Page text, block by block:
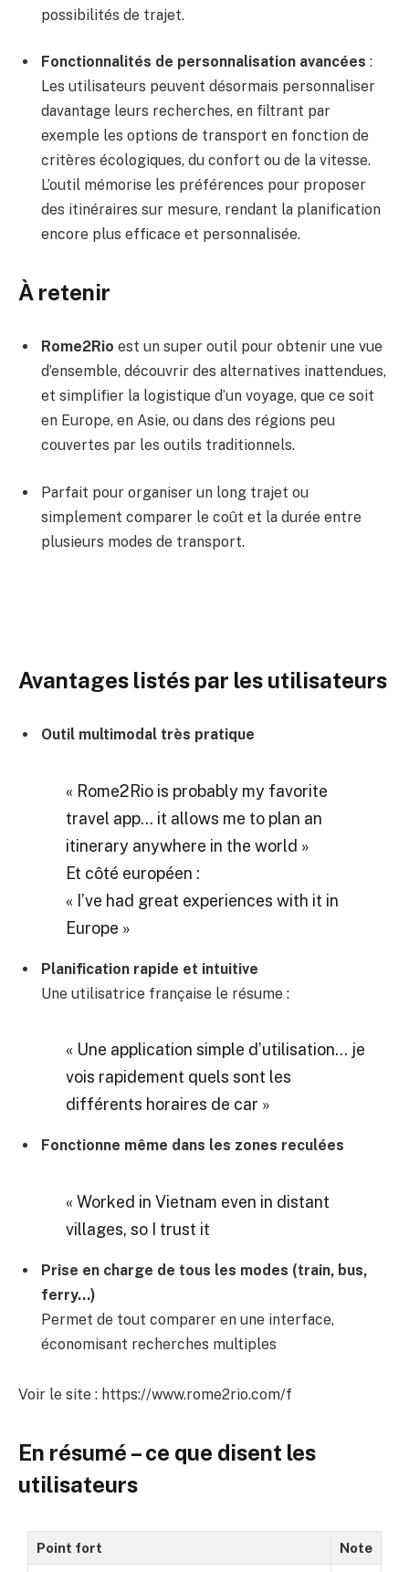
possibilités de trajet.
Fonctionnalités de personnalisation avancées :
Les utilisateurs peuvent désormais personnaliser
davantage leurs recherches, en filtrant par
exemple les options de transport en fonction de
critères écologiques, du confort ou de la vitesse.
L’outil mémorise les préférences pour proposer
des itinéraires sur mesure, rendant la planification
encore plus efficace et personnalisée.
À retenir
Rome2Rio est un super outil pour obtenir une vue
d’ensemble, découvrir des alternatives inattendues,
et simplifier la logistique d’un voyage, que ce soit
en Europe, en Asie, ou dans des régions peu
couvertes par les outils traditionnels.
Parfait pour organiser un long trajet ou
simplement comparer le coût et la durée entre
plusieurs modes de transport.
Avantages listés par les utilisateurs
Outil multimodal très pratique
« Rome2Rio is probably my favorite
travel app… it allows me to plan an
itinerary anywhere in the world »
Et côté européen :
« I’ve had great experiences with it in
Europe »
Planification rapide et intuitive
Une utilisatrice française le résume :
« Une application simple d’utilisation… je
vois rapidement quels sont les
différents horaires de car »
Fonctionne même dans les zones reculées
« Worked in Vietnam even in distant
villages, so I trust it
Prise en charge de tous les modes (train, bus,
ferry…)
Permet de tout comparer en une interface,
économisant recherches multiples
Voir le site : https://www.rome2rio.com/f
En résumé – ce que disent les
utilisateurs
Point fort Note